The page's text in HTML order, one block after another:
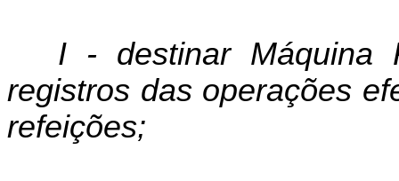
I - destinar Máquina
registros das operações
refeições;